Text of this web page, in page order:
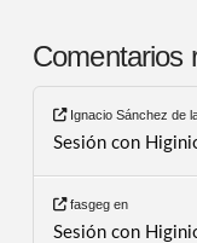
Comentarios
Ignacio Sánchez de
Sesión con
fasgeg en
Sesión con